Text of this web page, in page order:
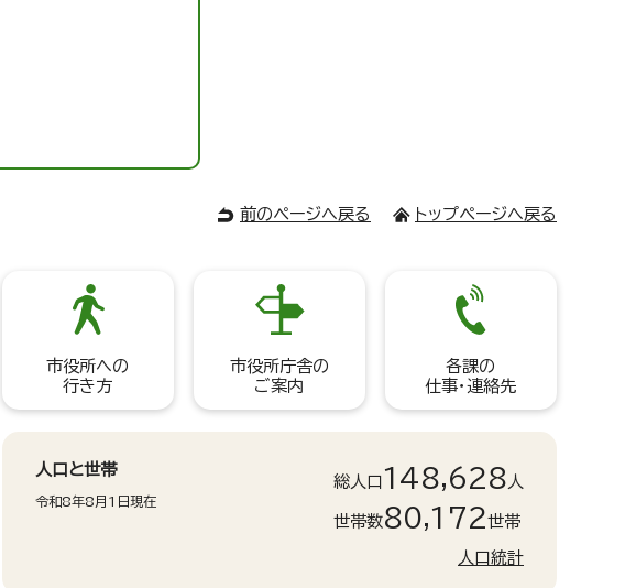
前のページへ戻る トップページへ戻る
市役所への
行き方
市役所庁舎の
ご案内
各課の
仕事・連絡先
人口と世帯
令和8年8月1日現在
総人口 148,628 人
世帯数80,172世帯
人口統計